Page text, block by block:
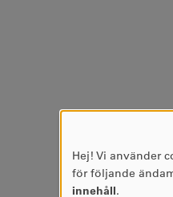
ANVÄNDNING
AV
Hej! Vi använder
för följande
innehåll.